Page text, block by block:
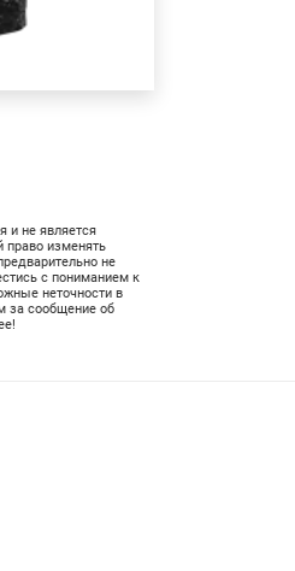
и не является
право изменять
не
с пониманием к
неточности в
за сообщение об